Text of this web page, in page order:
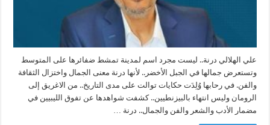
علي الهلالي درنة.. ليست مجرد اسم لمدينة تمشط ضفائرها على المتوسط
وتستعرض جمالها في الجبل الأخضر.. لأنها درنة معنى الجمال واختزال الثقافة
والفن. في رحابها وُلِدَت حكايات توالت على مدى التاريخ.. من الاغريق إلى
الرومان وليس انتهاء بالبيزنطيين.. كشفت شواهدها عن تفوق الليبيين في
مضمار الأدب والشعر والفن والجمال.. درنة …